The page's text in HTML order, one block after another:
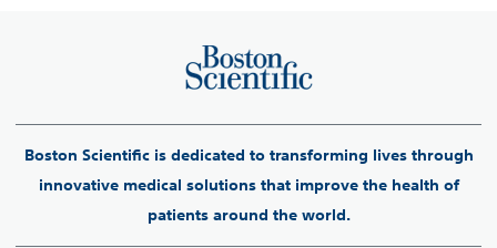
Boston Scientific is dedicated to transforming lives through
innovative medical solutions that improve the health of
patients around the world.